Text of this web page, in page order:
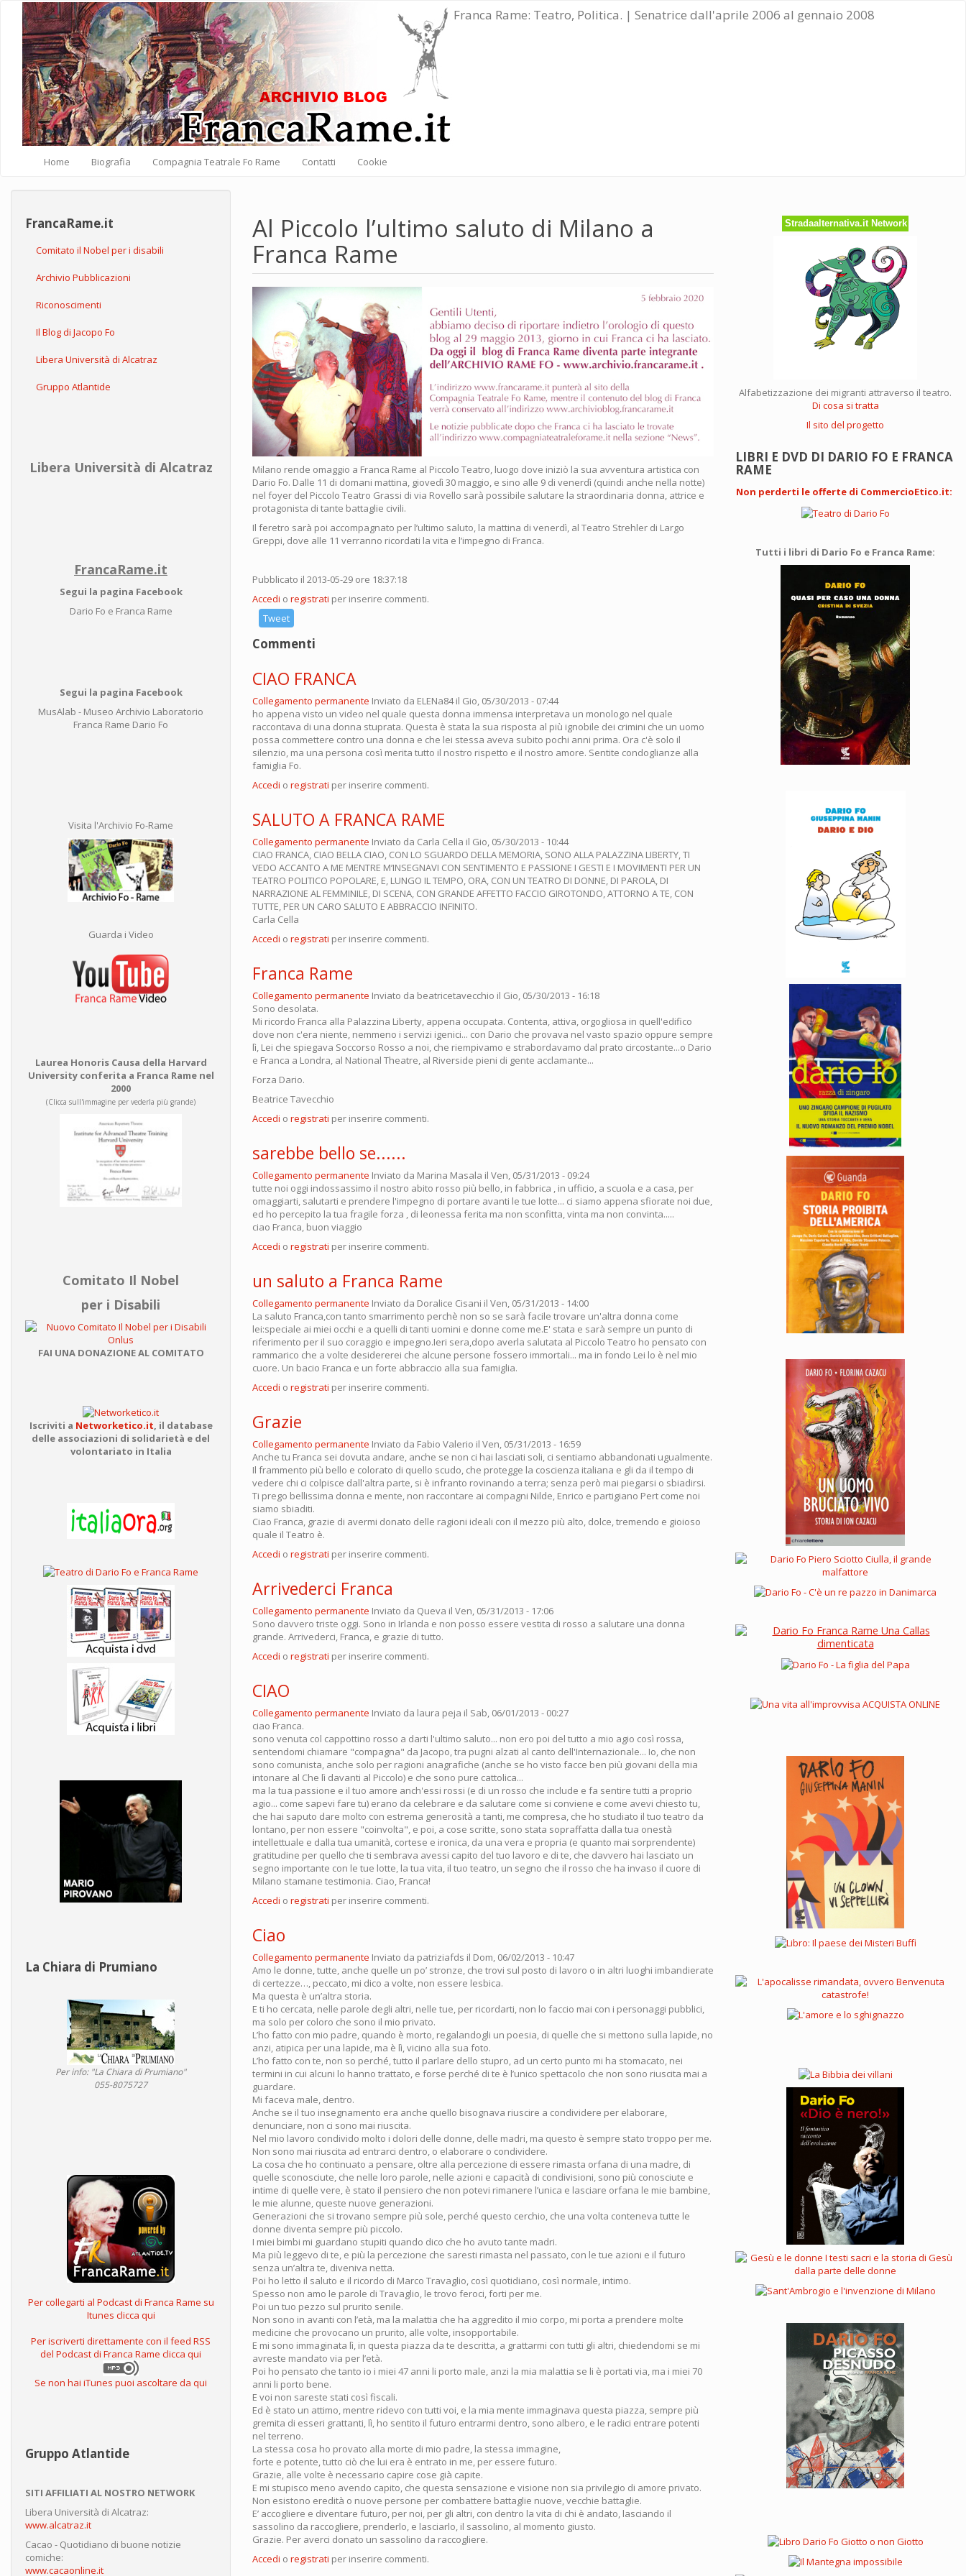
Salta al contenuto principale Franca Rame: Teatro, Politica. | Senatrice dall'aprile 2006 al gennaio 2008
Home Biografia Compagnia Teatrale Fo Rame Contatti Cookie
FrancaRame.it
Comitato il Nobel per i disabili
Archivio Pubblicazioni
Riconoscimenti
Il Blog di Jacopo Fo
Libera Università di Alcatraz
Gruppo Atlantide
Libera Università di Alcatraz
FrancaRame.it
Segui la pagina Facebook
Dario Fo e Franca Rame
Segui la pagina Facebook
MusAlab - Museo Archivio Laboratorio
Franca Rame Dario Fo
Visita l'Archivio Fo-Rame
Guarda i Video
Laurea Honoris Causa della Harvard
University conferita a Franca Rame nel
2000
(Clicca sull'immagine per vederla più grande)
Comitato Il Nobel
per i Disabili
FAI UNA DONAZIONE AL COMITATO
Iscriviti a Networketico.it il database
delle associazioni di solidarietà e del
volontariato in Italia
La Chiara di Prumiano
Per info: "La Chiara di Prumiano"
055-8075727
Per collegarti al Podcast di Franca Rame su
Itunes clicca qui
Per iscriverti direttamente con il feed RSS
del Podcast di Franca Rame clicca qui
Se non hai iTunes puoi ascoltare da qui
Gruppo Atlantide
SITI AFFILIATI AL NOSTRO NETWORK
Libera Università di Alcatraz:
www.alcatraz.it
Cacao - Quotidiano di buone notizie
comiche:
www.cacaonline.it
Al Piccolo l’ultimo saluto di Milano a
Franca Rame
Milano rende omaggio a Franca Rame al Piccolo Teatro, luogo dove iniziò la sua avventura artistica con
Dario Fo. Dalle 11 di domani mattina, giovedì 30 maggio, e sino alle 9 di venerdì (quindi anche nella notte)
nel foyer del Piccolo Teatro Grassi di via Rovello sarà possibile salutare la straordinaria donna, attrice e
protagonista di tante battaglie civili.
Il feretro sarà poi accompagnato per l’ultimo saluto, la mattina di venerdì, al Teatro Strehler di Largo
Greppi, dove alle 11 verranno ricordati la vita e l’impegno di Franca.
Pubblicato il 2013-05-29 ore 18:37:18
Accedi o registrati per inserire commenti.
Tweet
Commenti
CIAO FRANCA
Collegamento permanente Inviato da ELENa84il Gio, 05/30/2013 - 07:44
ho appena visto un video nel quale questa donna immensa interpretava un monologo nel quale
raccontava di una donna stuprata. Questa è stata la sua risposta al più ignobile dei crimini che un uomo
possa commettere contro una donna e che lei stessa aveva subito pochi anni prima. Ora c'è solo il
silenzio, ma una persona così merita tutto il nostro rispetto e il nostro amore. Sentite condoglianze alla
famiglia Fo.
Accedi o registrati per inserire commenti.
SALUTO A FRANCA RAME
Collegamento permanente Inviato da Carla Cella il Gio, 05/30/2013 - 10:44
CIAO FRANCA, CIAO BELLA CIAO, CON LO SGUARDO DELLA MEMORIA, SONO ALLA PALAZZINA LIBERTY, TI
VEDO ACCANTO A ME MENTRE M’INSEGNAVI CON SENTIMENTO E PASSIONE I GESTI E I MOVIMENTI PER UN
TEATRO POLITICO POPOLARE, E, LUNGO IL TEMPO, ORA, CON UN TEATRO DI DONNE, DI PAROLA, DI
NARRAZIONE AL FEMMINILE, DI SCENA, CON GRANDE AFFETTO FACCIO GIROTONDO, ATTORNO A TE, CON
TUTTE, PER UN CARO SALUTO E ABBRACCIO INFINITO.
Carla Cella
Accedi o registrati per inserire commenti.
Franca Rame
Collegamento permanente Inviato da beatricetavecchio il Gio, 05/30/2013 - 16:18
Sono desolata.
Mi ricordo Franca alla Palazzina Liberty, appena occupata. Contenta, attiva, orgogliosa in quell'edifico
dove non c'era niente, nemmeno i servizi igenici... con Dario che provava nel vasto spazio oppure sempre
lì, Lei che spiegava Soccorso Rosso a noi, che riempivamo e strabordavamo dal prato circostante...o Dario
e Franca a Londra, al National Theatre, al Riverside pieni di gente acclamante...
Forza Dario.
Beatrice Tavecchio
Accedi o registrati per inserire commenti.
sarebbe bello se......
Collegamento permanente Inviato da Marina Masala il Ven, 05/31/2013 - 09:24
tutte noi oggi indossassimo il nostro abito rosso più bello, in fabbrica , in ufficio, a scuola e a casa, per
omaggiarti, salutarti e prendere l'impegno di portare avanti le tue lotte... ci siamo appena sfiorate noi due,
ed ho percepito la tua fragile forza , di leonessa ferita ma non sconfitta, vinta ma non convinta.....
ciao Franca, buon viaggio
Accedi o registrati per inserire commenti.
un saluto a Franca Rame
Collegamento permanente Inviato da Doralice Cisani il Ven, 05/31/2013 - 14:00
La saluto Franca,con tanto smarrimento perchè non so se sarà facile trovare un'altra donna come
lei:speciale ai miei occhi e a quelli di tanti uomini e donne come me.E' stata e sarà sempre un punto di
riferimento per il suo coraggio e impegno.Ieri sera,dopo averla salutata al Piccolo Teatro ho pensato con
rammarico che a volte desidererei che alcune persone fossero immortali... ma in fondo Lei lo è nel mio
cuore. Un bacio Franca e un forte abbraccio alla sua famiglia.
Accedi o registrati per inserire commenti.
Grazie
Collegamento permanente Inviato da Fabio Valerio il Ven, 05/31/2013 - 16:59
Anche tu Franca sei dovuta andare, anche se non ci hai lasciati soli, ci sentiamo abbandonati ugualmente.
Il frammento più bello e colorato di quello scudo, che protegge la coscienza italiana e gli da il tempo di
vedere chi ci colpisce dall'altra parte, si è infranto rovinando a terra; senza però mai piegarsi o sbiadirsi.
Ti prego bellissima donna e mente, non raccontare ai compagni Nilde, Enrico e partigiano Pert come noi
siamo sbiaditi.
Ciao Franca, grazie di avermi donato delle ragioni ideali con il mezzo più alto, dolce, tremendo e gioioso
quale il Teatro è.
Accedi o registrati per inserire commenti.
Arrivederci Franca
Collegamento permanente Inviato da Queva il Ven, 05/31/2013 - 17:06
Sono davvero triste oggi. Sono in Irlanda e non posso essere vestita di rosso a salutare una donna
grande. Arrivederci, Franca, e grazie di tutto.
Accedi o registrati per inserire commenti.
CIAO
Collegamento permanente Inviato da laura peja il Sab, 06/01/2013 - 00:27
ciao Franca.
sono venuta col cappottino rosso a darti l'ultimo saluto... non ero poi del tutto a mio agio così rossa,
sentendomi chiamare "compagna" da Jacopo, tra pugni alzati al canto dell'Internazionale... Io, che non
sono comunista, anche solo per ragioni anagrafiche (anche se ho visto facce ben più giovani della mia
intonare al Che lì davanti al Piccolo) e che sono pure cattolica...
ma la tua passione e il tuo amore anch'essi rossi (e di un rosso che include e fa sentire tutti a proprio
agio... come sapevi fare tu) erano da celebrare e da salutare come si conviene e come avevi chiesto tu,
che hai saputo dare molto con estrema generosità a tanti, me compresa, che ho studiato il tuo teatro da
lontano, per non essere "coinvolta", e poi, a cose scritte, sono stata sopraffatta dalla tua onestà
intellettuale e dalla tua umanità, cortese e ironica, da una vera e propria (e quanto mai sorprendente)
gratitudine per quello che ti sembrava avessi capito del tuo lavoro e di te, che davvero hai lasciato un
segno importante con le tue lotte, la tua vita, il tuo teatro, un segno che il rosso che ha invaso il cuore di
Milano stamane testimonia. Ciao, Franca!
Accedi o registrati per inserire commenti.
Ciao
Collegamento permanente Inviato da patriziafds il Dom, 06/02/2013 - 10:47
Amo le donne, tutte, anche quelle un po’ stronze, che trovi sul posto di lavoro o in altri luoghi imbandierate
di certezze…, peccato, mi dico a volte, non essere lesbica.
Ma questa è un’altra storia.
E ti ho cercata, nelle parole degli altri, nelle tue, per ricordarti, non lo faccio mai con i personaggi pubblici,
ma solo per coloro che sono il mio privato.
L’ho fatto con mio padre, quando è morto, regalandogli un poesia, di quelle che si mettono sulla lapide, no
anzi, atipica per una lapide, ma è lì, vicino alla sua foto.
L’ho fatto con te, non so perché, tutto il parlare dello stupro, ad un certo punto mi ha stomacato, nei
termini in cui alcuni lo hanno trattato, e forse perché di te è l’unico spettacolo che non sono riuscita mai a
guardare.
Mi faceva male, dentro.
Anche se il tuo insegnamento era anche quello bisognava riuscire a condividere per elaborare,
denunciare, non ci sono mai riuscita.
Nel mio lavoro condivido molto i dolori delle donne, delle madri, ma questo è sempre stato troppo per me.
Non sono mai riuscita ad entrarci dentro, o elaborare o condividere.
La cosa che ho continuato a pensare, oltre alla percezione di essere rimasta orfana di una madre, di
quelle sconosciute, che nelle loro parole, nelle azioni e capacità di condivisioni, sono più conosciute e
intime di quelle vere, è stato il pensiero che non potevi rimanere l’unica e lasciare orfana le mie bambine,
le mie alunne, queste nuove generazioni.
Generazioni che si trovano sempre più sole, perché questo cerchio, che una volta conteneva tutte le
donne diventa sempre più piccolo.
I miei bimbi mi guardano stupiti quando dico che ho avuto tante madri.
Ma più leggevo di te, e più la percezione che saresti rimasta nel passato, con le tue azioni e il futuro
senza un’altra te, diveniva netta.
Poi ho letto il saluto e il ricordo di Marco Travaglio, così quotidiano, così normale, intimo.
Spesso non amo le parole di Travaglio, le trovo feroci, forti per me.
Poi un tuo pezzo sul prurito senile.
Non sono in avanti con l’età, ma la malattia che ha aggredito il mio corpo, mi porta a prendere molte
medicine che provocano un prurito, alle volte, insopportabile.
E mi sono immaginata lì, in questa piazza da te descritta, a grattarmi con tutti gli altri, chiedendomi se mi
avreste mandato via per l’età.
Poi ho pensato che tanto io i miei 47 anni li porto male, anzi la mia malattia se li è portati via, ma i miei 70
anni li porto bene.
E voi non sareste stati così fiscali.
Ed è stato un attimo, mentre ridevo con tutti voi, e la mia mente immaginava questa piazza, sempre più
gremita di esseri grattanti, lì, ho sentito il futuro entrarmi dentro, sono albero, e le radici entrare potenti
nel terreno.
La stessa cosa ho provato alla morte di mio padre, la stessa immagine,
forte e potente, tutto ciò che lui era è entrato in me, per essere futuro.
Grazie, alle volte è necessario capire cose già capite.
E mi stupisco meno avendo capito, che questa sensazione e visione non sia privilegio di amore privato.
Non esistono eredità o nuove persone per combattere battaglie nuove, vecchie battaglie.
E’ accogliere e diventare futuro, per noi, per gli altri, con dentro la vita di chi è andato, lasciando il
sassolino da raccogliere, prenderlo, e lasciarlo, il sassolino, al momento giusto.
Grazie. Per averci donato un sassolino da raccogliere.
Accedi o registrati per inserire commenti.
Stradaalternativa.it Network
Alfabetizzazione dei migranti attraverso il teatro.
Di cosa si tratta
Il sito del progetto
LIBRI E DVD DI DARIO FO E FRANCA
RAME
Non perderti le offerte di CommercioEtico.it:
Tutti i libri di Dario Fo e Franca Rame: